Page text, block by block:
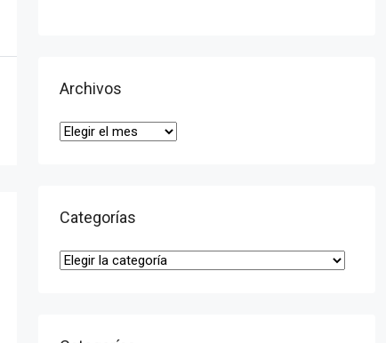
Archivos
Categorías